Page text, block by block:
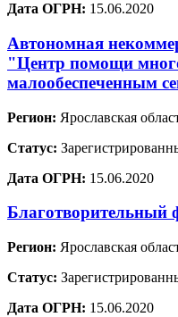
Дата ОГРН: 15.06.2020
Автономная
"Центр помощи
малообеспеченным
Регион: Ярославская
Статус:
Дата ОГРН: 15.06.2020
Благотворительный
Регион: Ярославская
Статус:
Дата ОГРН: 15.06.2020